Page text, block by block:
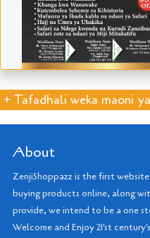
+ Tafadhali weka maoni
About
ZenjiShoppazz is the first
buying products online, along
provide, we intend to be a one
Welcome and Enjoy 21'st